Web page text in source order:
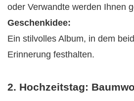
oder Verwandte werden Ihnen
Geschenkidee:
Ein stilvolles Album, in dem
Erinnerung festhalten.
2. Hochzeitstag: